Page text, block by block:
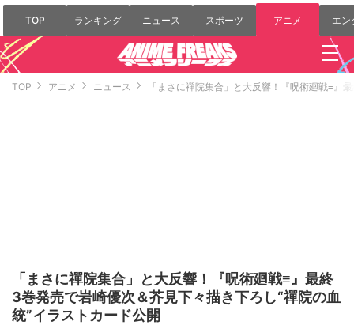
TOP ランキング ニュース スポーツ アニメ エン
TOP アニメ ニュース 「まさに禪院集合」と大反響！『呪術廻戦≡』
「まさに禪院集合」と大反響！『呪術廻戦≡』最終
3巻発売で岩崎優次＆芥見下々描き下ろし“禪院の血
統”イラストカード公開